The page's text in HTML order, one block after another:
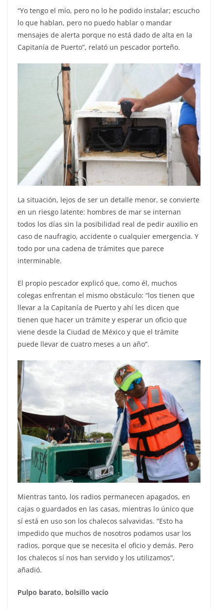
“Yo tengo el mío, pero no lo he podido instalar; escucho
lo que hablan, pero no puedo hablar o mandar
mensajes de alerta porque no está dado de alta en la
Capitanía de Puerto”, relató un pescador porteño.
La situación, lejos de ser un detalle menor, se convierte
en un riesgo latente: hombres de mar se internan
todos los días sin la posibilidad real de pedir auxilio en
caso de naufragio, accidente o cualquier emergencia. Y
todo por una cadena de trámites que parece
interminable.
El propio pescador explicó que, como él, muchos
colegas enfrentan el mismo obstáculo: “los tienen que
llevar a la Capitanía de Puerto y ahí les dicen que
tienen que hacer un trámite y esperar un oficio que
viene desde la Ciudad de México y que el trámite
puede llevar de cuatro meses a un año”.
Mientras tanto, los radios permanecen apagados, en
cajas o guardados en las casas, mientras lo único que
sí está en uso son los chalecos salvavidas. “Esto ha
impedido que muchos de nosotros podamos usar los
radios, porque que se necesita el oficio y demás. Pero
los chalecos sí nos han servido y los utilizamos”,
añadió.
Pulpo barato, bolsillo vacío